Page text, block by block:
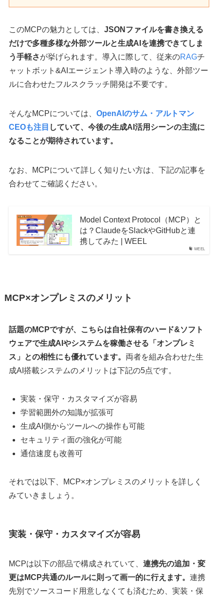
このMCPの魅力としては、 JSONファイルを書き換える
だけで多種多様な外部ツールと生成AIを連携できてしま
う手軽さが挙げられます。導入に際して、従来のRAGチ
ャットボット&AIエージェント導入時のような、外部ツー
ルに合わせたフルスクラッチ開発は不要です。
そんなMCPについては、 OpenAIのサム・アルトマン
CEOも注目 していて、今後の生成AI活用シーンの主流に
なることが期待されています。
なお、MCPについて詳しく知りたい方は、下記の記事を
合わせてご確認ください。
WEEL
Model Context Protocol（MCP）と
は？ClaudeをSlackやGitHubと連
携してみた | WEEL
MCP×オンプレミスのメリット
話題のMCPですが、こちらは自社保有のハード&ソフト
ウェアで生成AIやシステムを稼働させる「オンプレミ
ス」との相性にも優れています。 両者を組み合わせた生
成AI搭載システムのメリットは下記の5点です。
実装・保守・カスタマイズが容易
学習範囲外の知識が拡張可
生成AI側からツールへの操作も可能
セキュリティ面の強化が可能
通信速度も改善可
それでは以下、MCP×オンプレミスのメリットを詳しく
みていきましょう。
実装・保守・カスタマイズが容易
MCPは以下の部品で構成されていて、 連携先の追加・変
更はMCP共通のルールに則って画一的に行えます。 連携
先別でソースコード用意しなくても済むため、実装・保